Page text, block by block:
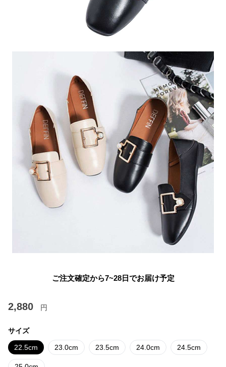
ご注文確定から7~28日でお届け予定
2,880 円
サイズ
22.5cm 23.0cm 23.5cm 24.0cm 24.5cm